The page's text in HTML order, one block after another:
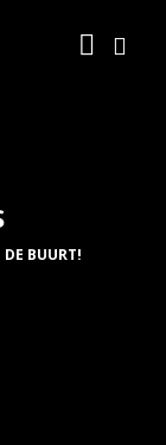
DE BUURT!